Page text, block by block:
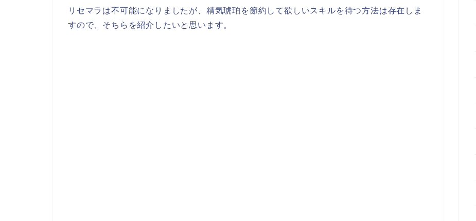
リセマラは不可能になりましたが、精気琥珀を節約して欲しいスキルを待つ方法は存在しま
すので、そちらを紹介したいと思います。